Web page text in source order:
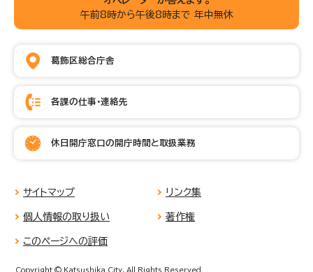
午前8時から午後8時まで 年中無休
葛飾区総合庁舎
各課の仕事・連絡先
休日開庁窓口の開庁時間と取扱業務
サイトマップ リンク集
個人情報の取り扱い 著作権
このページへの評価
Copyright © Katsushika City, All Rights Reserved.